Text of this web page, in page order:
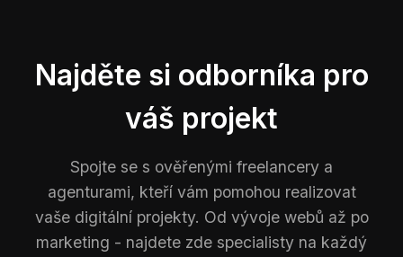
Najděte si odborníka pro
váš projekt
Spojte se s ověřenými freelancery a
agenturami, kteří vám pomohou realizovat
vaše digitální projekty. Od vývoje webů až po
marketing - najdete zde specialisty na každý